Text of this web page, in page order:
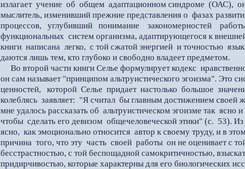
излагает учение об общем адаптационном синдроме (ОАС),
мыслитель, изменивший прежние представления о фазах
процессов, углубивший понимание закономерностей
функциональных систем организма, адаптирующегося к
книги написана легко, с той сжатой энергией и точностью
даются лишь тем, кто глубоко и свободно владеет предметом.
Во второй части книги Селье формулирует кодекс
он сам называет "принципом альтруистического эгоизма". Это
ценностей, которой Селье придает настолько большое
колеблясь заявляет: "Я считал бы главным достижением своей
мне удалось рассказать об альтруистическом эгоизме так ясно
чтобы сделать его девизом общечеловеческой этики" (с. 53).
ясно, как эмоционально относится автор к своему труду, и в
причина того, что эту часть своей работы он не оценивает с
бесстрастностью, с той беспощадной самокритичностью,
придирчивостью, которые характерны для его биологических